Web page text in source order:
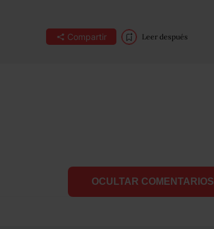
Compartir Leer después
OCULTAR COMENTARIOS